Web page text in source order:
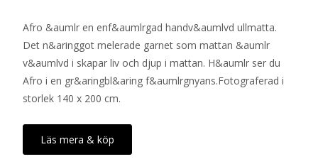
Afro &aumlr en enf&aumlrgad handv&aumlvd ullmatta.
Det n&aringgot melerade garnet som mattan &aumlr
v&aumlvd i skapar liv och djup i mattan. H&aumlr ser du
Afro i en gr&aringbl&aring f&aumlrgnyans.Fotograferad i
storlek 140 x 200 cm.
Läs mera & köp